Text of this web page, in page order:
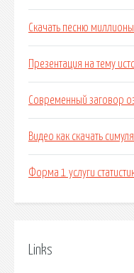
Скачать песню
Презентация на тему
Современный заговор
Видео как скачать
Форма 1 услуги
Links